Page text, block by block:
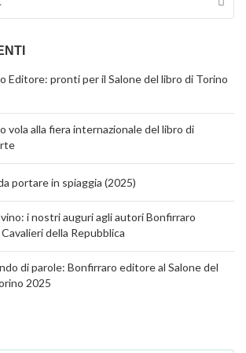
Editore: pronti per il Salone del libro di Torino
vola alla fiera internazionale del libro di
portare in spiaggia (2025)
i nostri auguri agli autori Bonfirraro
della Repubblica
di parole: Bonfirraro editore al Salone del
2025